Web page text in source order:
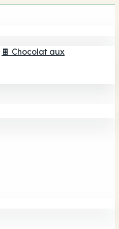
🍫 Chocolat aux